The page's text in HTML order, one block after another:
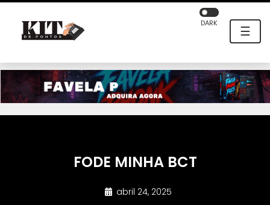
☰
DARK
FODE MINHA BCT
abril 24, 2025